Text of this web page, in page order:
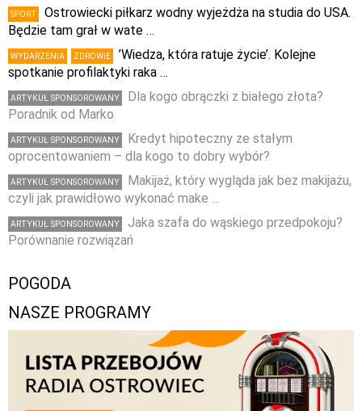
SPORT
Ostrowiecki piłkarz wodny wyjeżdża na studia do USA.
Będzie tam grał w wate …
WYDARZENIA ZDROWIE
’Wiedza, która ratuje życie’. Kolejne
spotkanie profilaktyki raka …
ARTYKUŁ SPONSOROWANY
Dla kogo obrączki z białego złota?
Poradnik od Marko
ARTYKUŁ SPONSOROWANY
Kredyt hipoteczny ze stałym
oprocentowaniem – dla kogo to dobry wybór?
ARTYKUŁ SPONSOROWANY
Makijaż, który wygląda jak bez makijażu,
czyli jak prawidłowo wykonać make …
ARTYKUŁ SPONSOROWANY
Jaka szafa do wąskiego przedpokoju?
Porównanie rozwiązań
POGODA
NASZE PROGRAMY